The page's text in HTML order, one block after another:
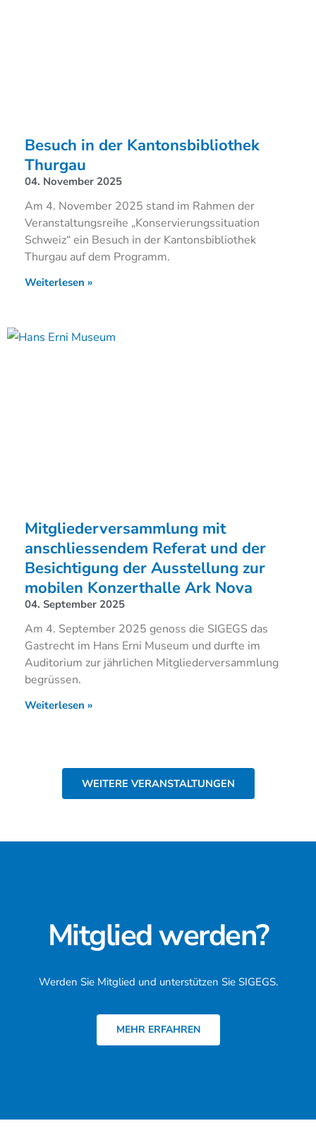
Besuch in der Kantonsbibliothek
Thurgau
04. November 2025
Am 4. November 2025 stand im Rahmen der
Veranstaltungsreihe „Konservierungssituation
Schweiz“ ein Besuch in der Kantonsbibliothek
Thurgau auf dem Programm.
Weiterlesen »
Mitgliederversammlung mit
anschliessendem Referat und der
Besichtigung der Ausstellung zur
mobilen Konzerthalle Ark Nova
04. September 2025
Am 4. September 2025 genoss die SIGEGS das
Gastrecht im Hans Erni Museum und durfte im
Auditorium zur jährlichen Mitgliederversammlung
begrüssen.
Weiterlesen »
WEITERE VERANSTALTUNGEN
Mitglied werden?
Werden Sie Mitglied und unterstützen Sie SIGEGS.
MEHR ERFAHREN